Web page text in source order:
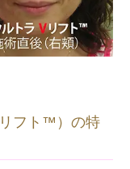
フト™）の特